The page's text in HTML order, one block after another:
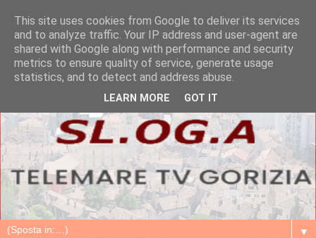
▼
This site uses cookies from Google to deliver its services
and to analyze traffic. Your IP address and user-agent are
shared with Google along with performance and security
metrics to ensure quality of service, generate usage
statistics, and to detect and address abuse.
LEARN MORE GOT IT